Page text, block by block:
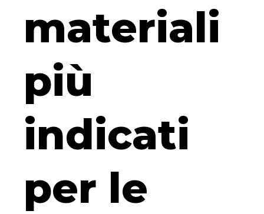
materiali
più
indicati
per le